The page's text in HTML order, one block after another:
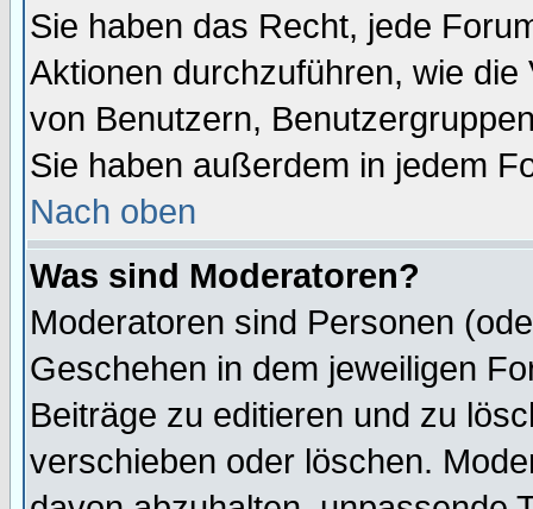
Sie haben das Recht, jede
Aktionen durchzuführen, wie
von Benutzern,
Sie haben außerdem in jedem
Nach oben
Was sind Moderatoren?
Moderatoren sind Personen
Geschehen in dem jeweiligen
Beiträge zu editieren und zu
verschieben oder löschen.